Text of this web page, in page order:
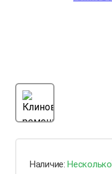
Наличие: Несколько